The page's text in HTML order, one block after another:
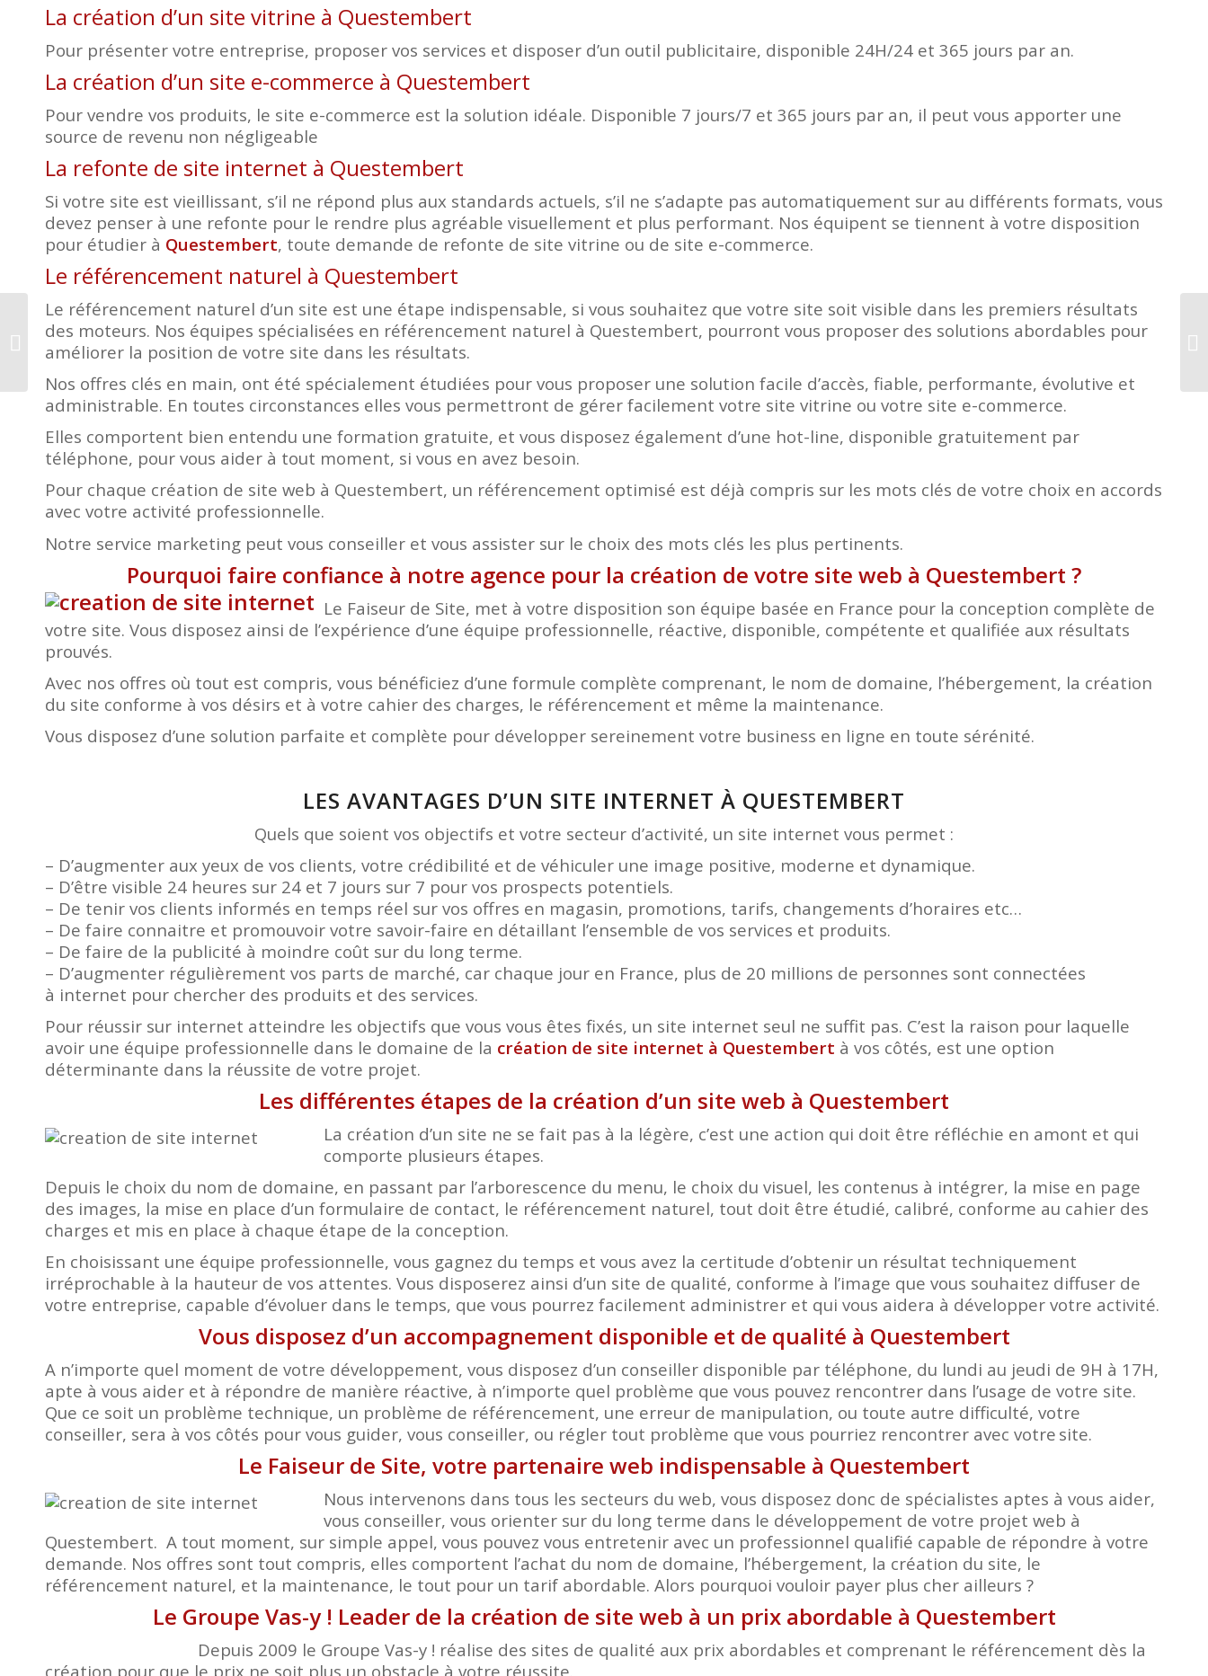
La création d’un site vitrine à Questembert
Pour présenter votre entreprise, proposer vos services et disposer d’un outil publicitaire, disponible 24H/24 et 365 jours par an.
La création d’un site e-commerce à Questembert
Pour vendre vos produits, le site e-commerce est la solution idéale. Disponible 7 jours/7 et 365 jours par an, il peut vous apporter une
source de revenu non négligeable
La refonte de site internet à Questembert
Si votre site est vieillissant, s’il ne répond plus aux standards actuels, s’il ne s’adapte pas automatiquement sur au différents formats, vous
devez penser à une refonte pour le rendre plus agréable visuellement et plus performant. Nos équipent se tiennent à votre disposition
pour étudier à Questembert, toute demande de refonte de site vitrine ou de site e-commerce.
Le référencement naturel à Questembert
Le référencement naturel d’un site est une étape indispensable, si vous souhaitez que votre site soit visible dans les premiers résultats
des moteurs. Nos équipes spécialisées en référencement naturel à Questembert, pourront vous proposer des solutions abordables pour
améliorer la position de votre site dans les résultats.
Nos offres clés en main, ont été spécialement étudiées pour vous proposer une solution facile d’accès, fiable, performante, évolutive et
administrable. En toutes circonstances elles vous permettront de gérer facilement votre site vitrine ou votre site e-commerce.
Elles comportent bien entendu une formation gratuite, et vous disposez également d’une hot-line, disponible gratuitement par
téléphone, pour vous aider à tout moment, si vous en avez besoin.
Pour chaque création de site web à Questembert, un référencement optimisé est déjà compris sur les mots clés de votre choix en accords
avec votre activité professionnelle.
Notre service marketing peut vous conseiller et vous assister sur le choix des mots clés les plus pertinents.
Pourquoi faire confiance à notre agence pour la création de votre site web à Questembert ?
Le Faiseur de Site, met à votre disposition son équipe basée en France pour la conception complète de
votre site. Vous disposez ainsi de l’expérience d’une équipe professionnelle, réactive, disponible, compétente et qualifiée aux résultats
prouvés.
Avec nos offres où tout est compris, vous bénéficiez d’une formule complète comprenant, le nom de domaine, l’hébergement, la création
du site conforme à vos désirs et à votre cahier des charges, le référencement et même la maintenance.
Vous disposez d’une solution parfaite et complète pour développer sereinement votre business en ligne en toute sérénité.
LES AVANTAGES D’UN SITE INTERNET À QUESTEMBERT
Quels que soient vos objectifs et votre secteur d’activité, un site internet vous permet :
– D’augmenter aux yeux de vos clients, votre crédibilité et de véhiculer une image positive, moderne et dynamique.
– D’être visible 24 heures sur 24 et 7 jours sur 7 pour vos prospects potentiels.
– De tenir vos clients informés en temps réel sur vos offres en magasin, promotions, tarifs, changements d’horaires etc…
– De faire connaitre et promouvoir votre savoir-faire en détaillant l’ensemble de vos services et produits.
– De faire de la publicité à moindre coût sur du long terme.
– D’augmenter régulièrement vos parts de marché, car chaque jour en France, plus de 20 millions de personnes sont connectées
à internet pour chercher des produits et des services.
Pour réussir sur internet atteindre les objectifs que vous vous êtes fixés, un site internet seul ne suffit pas. C’est la raison pour laquelle
avoir une équipe professionnelle dans le domaine de la création de site internet à Questembert à vos côtés, est une option
déterminante dans la réussite de votre projet.
Les différentes étapes de la création d’un site web à Questembert
La création d’un site ne se fait pas à la légère, c’est une action qui doit être réfléchie en amont et qui
comporte plusieurs étapes.
Depuis le choix du nom de domaine, en passant par l’arborescence du menu, le choix du visuel, les contenus à intégrer, la mise en page
des images, la mise en place d’un formulaire de contact, le référencement naturel, tout doit être étudié, calibré, conforme au cahier des
charges et mis en place à chaque étape de la conception.
En choisissant une équipe professionnelle, vous gagnez du temps et vous avez la certitude d’obtenir un résultat techniquement
irréprochable à la hauteur de vos attentes. Vous disposerez ainsi d’un site de qualité, conforme à l’image que vous souhaitez diffuser de
votre entreprise, capable d’évoluer dans le temps, que vous pourrez facilement administrer et qui vous aidera à développer votre activité.
Vous disposez d’un accompagnement disponible et de qualité à Questembert
A n’importe quel moment de votre développement, vous disposez d’un conseiller disponible par téléphone, du lundi au jeudi de 9H à 17H,
apte à vous aider et à répondre de manière réactive, à n’importe quel problème que vous pouvez rencontrer dans l’usage de votre site.
Que ce soit un problème technique, un problème de référencement, une erreur de manipulation, ou toute autre difficulté, votre
conseiller, sera à vos côtés pour vous guider, vous conseiller, ou régler tout problème que vous pourriez rencontrer avec votre site.
Le Faiseur de Site, votre partenaire web indispensable à Questembert
Nous intervenons dans tous les secteurs du web, vous disposez donc de spécialistes aptes à vous aider,
vous conseiller, vous orienter sur du long terme dans le développement de votre projet web à
Questembert. A tout moment, sur simple appel, vous pouvez vous entretenir avec un professionnel qualifié capable de répondre à votre
demande. Nos offres sont tout compris, elles comportent l’achat du nom de domaine, l’hébergement, la création du site, le
référencement naturel, et la maintenance, le tout pour un tarif abordable. Alors pourquoi vouloir payer plus cher ailleurs ?
Le Groupe Vas-y ! Leader de la création de site web à un prix abordable à Questembert
Depuis 2009 le Groupe Vas-y ! réalise des sites de qualité aux prix abordables et comprenant le référencement dès la
création pour que le prix ne soit plus un obstacle à votre réussite.
Création site internet
Languidic